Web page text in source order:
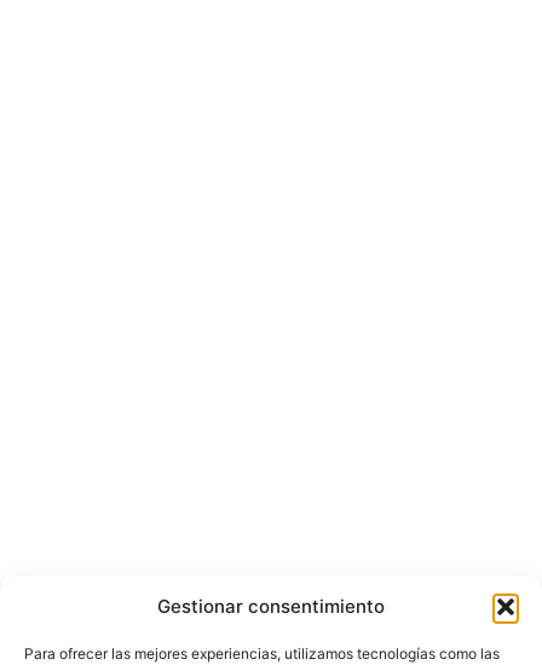
Gestionar consentimiento
Para ofrecer las mejores experiencias, utilizamos tecnologías como las